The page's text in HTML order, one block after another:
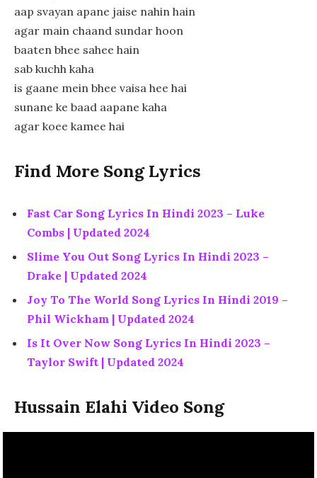
aap svayan apane jaise nahin hain
agar main chaand sundar hoon
baaten bhee sahee hain
sab kuchh kaha
is gaane mein bhee vaisa hee hai
sunane ke baad aapane kaha
agar koee kamee hai
Find More Song Lyrics
Fast Car Song Lyrics In Hindi 2023 – Luke
Combs | Updated 2024
Slime You Out Song Lyrics In Hindi 2023 –
Drake | Updated 2024
Joy To The World Song Lyrics In Hindi 2019 –
Phil Wickham | Updated 2024
Is It Over Now Song Lyrics In Hindi 2023 –
Taylor Swift | Updated 2024
Hussain Elahi Video Song